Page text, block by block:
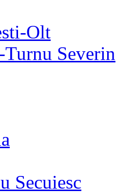
Olt
Turnu Severin
Secuiesc